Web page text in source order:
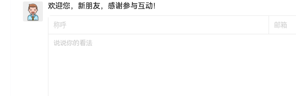
欢迎您，新朋友，感谢参与互动！